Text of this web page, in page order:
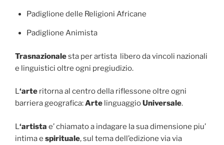
Padiglione delle Religioni Africane
Padiglione Animista
Trasnazionalesta per artista libero da vincoli nazionali
e linguistici oltre ogni pregiudizio.
L‘arte ritorna al centro della riflessone oltre ogni
barriera geografica:Arte linguaggioUniversale.
L ‘artista e’ chiamato a indagare la sua dimensione piu’
intima e spirituale, sul tema dell’edizione via via